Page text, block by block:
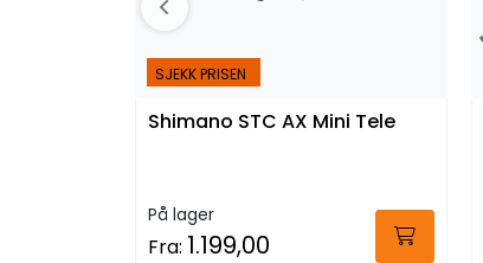
SJEKK PRISEN
Shimano STC AX Mini Tele
På lager
Fra: 1.199,00